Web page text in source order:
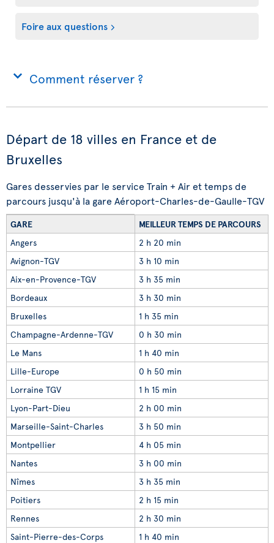
Foire aux questions
Comment réserver ?
Départ de 18 villes en France et de
Bruxelles
Gares desservies par le service Train + Air et temps de
parcours jusqu'à la gare Aéroport-Charles-de-Gaulle-TGV
GARE
MEILLEUR TEMPS DE PARCOURS
Angers
2 h 20 min
Avignon-TGV
3 h 10 min
Aix-en-Provence-TGV
3 h 35 min
Bordeaux
3 h 30 min
Bruxelles
1 h 35 min
Champagne-Ardenne-TGV
0 h 30 min
Le Mans
1 h 40 min
Lille-Europe
0 h 50 min
Lorraine TGV
1 h 15 min
Lyon-Part-Dieu
2 h 00 min
Marseille-Saint-Charles
3 h 50 min
Montpellier
4 h 05 min
Nantes
3 h 00 min
Nîmes
3 h 35 min
Poitiers
2 h 15 min
Rennes
2 h 30 min
Saint-Pierre-des-Corps
1 h 40 min